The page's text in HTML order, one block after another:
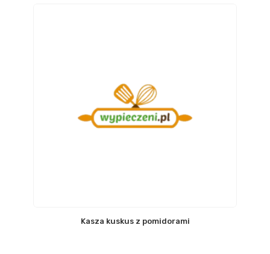
Kasza kuskus z pomidorami